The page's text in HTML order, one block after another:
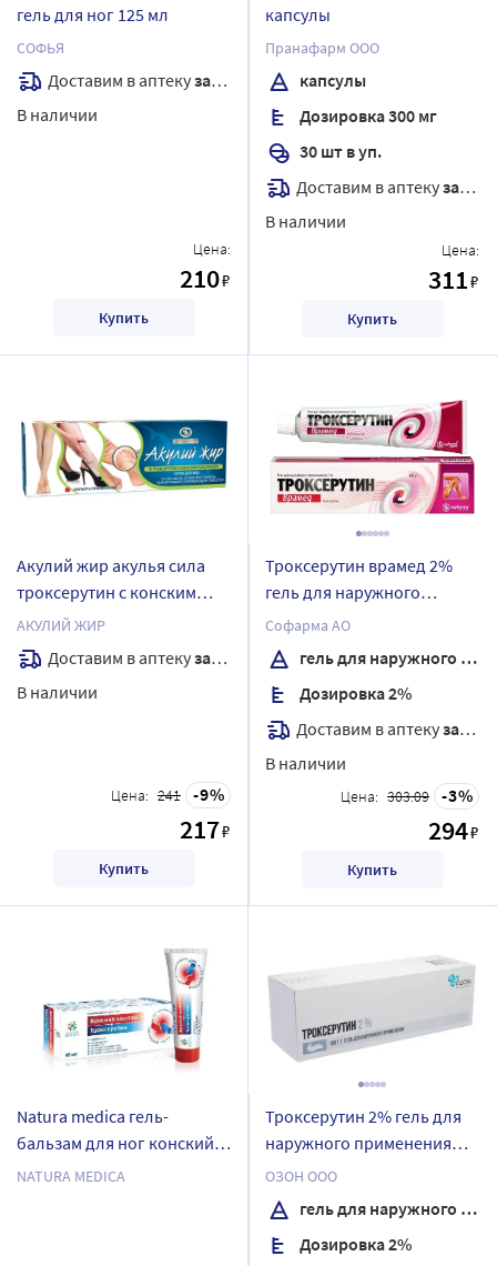
гель для ног 125 мл
СОФЬЯ
Доставим в аптекузавтра
В наличии
Цена:
210₽
Купить
капсулы
Пранафарм ООО
капсулы
Дозировка 300 мг
30 шт в уп.
Доставим в аптекузавтра
В наличии
Цена:
311₽
Купить
Акулий жир акулья сила
троксерутин с конским
каштаном крем для ног 75
мл
АКУЛИЙ ЖИР
Доставим в аптекузавтра
В наличии
Цена: 241 9
217₽
Купить
Троксерутин врамед 2%
гель для наружного
применения 40 гр
Софарма АО
гель для наружного применения
Дозировка 2%
Доставим в аптекузавтра
В наличии
Цена: 303.09 3
294₽
Купить
Natura medica гель-
бальзам для ног конский
каштан и троксерутин 85
NATURA MEDICA
Троксерутин 2% гель для
наружного применения
100 гр
ОЗОН ООО
гель для наружного применения
Дозировка 2%